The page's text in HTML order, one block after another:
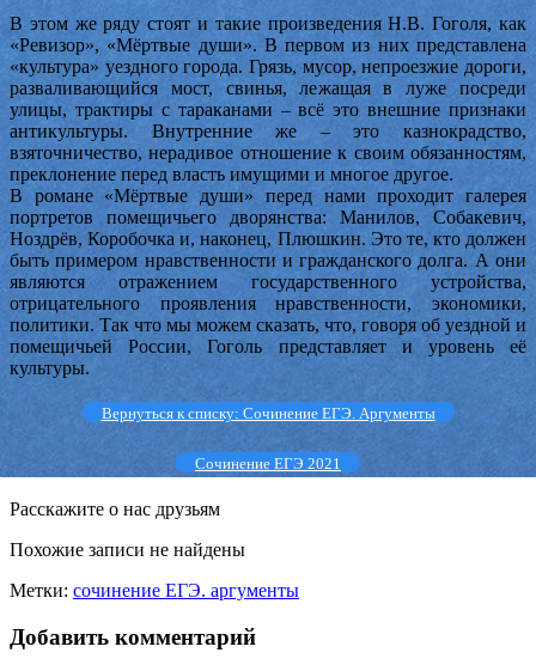
В этом же ряду стоят и такие произведения Н.В. Гоголя, как
«Ревизор», «Мёртвые души». В первом из них представлена
«культура» уездного города. Грязь, мусор, непроезжие дороги,
разваливающийся мост, свинья, лежащая в луже посреди
улицы, трактиры с тараканами – всё это внешние признаки
антикультуры. Внутренние же – это казнокрадство,
взяточничество, нерадивое отношение к своим обязанностям,
преклонение перед власть имущими и многое другое.
В романе «Мёртвые души» перед нами проходит галерея
портретов помещичьего дворянства: Манилов, Собакевич,
Ноздрёв, Коробочка и, наконец, Плюшкин. Это те, кто должен
быть примером нравственности и гражданского долга. А они
являются отражением государственного устройства,
отрицательного проявления нравственности, экономики,
политики. Так что мы можем сказать, что, говоря об уездной и
помещичьей России, Гоголь представляет и уровень её
культуры.
Вернуться к списку: Сочинение ЕГЭ. Аргументы
Сочинение ЕГЭ 2021
Расскажите о нас друзьям
Похожие записи не найдены
Метки: сочинение ЕГЭ. аргументы
Добавить комментарий